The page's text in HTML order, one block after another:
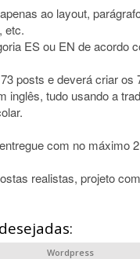
ao layout,
etc.
ES ou EN de acordo
posts e deverá criar os
inglês, tudo usando a
com no máximo
realistas, projeto
Wordpress